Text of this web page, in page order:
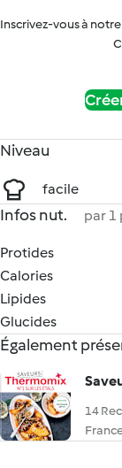
Inscrivez-vous à
Niveau
facile
Infos nut. par 1
Protides
Calories
Lipides
Glucides
Également
14